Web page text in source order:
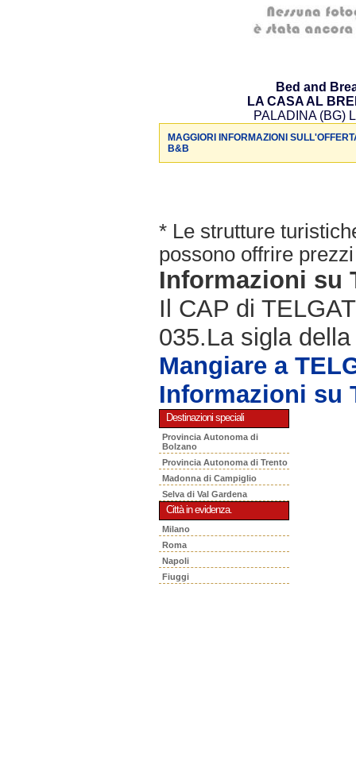
Bed and
LA CASA AL
PALADINA (BG)
MAGGIORI INFORMAZIONI
B&B
* Le strutture
possono offrire
Informazioni su
Il CAP di
035.La sigla
Mangiare a
Informazioni su
Destinazioni speciali
Provincia Autonoma di
Bolzano
Provincia Autonoma di Trento
Madonna di Campiglio
Selva di Val Gardena
Città in evidenza.
Milano
Roma
Napoli
Fiuggi